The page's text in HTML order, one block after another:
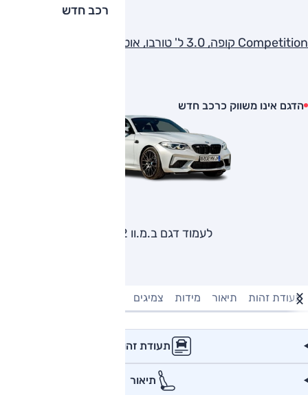
רכב חדש
Competition קופה, 3.0 ל' טורבו, אוט'
הדגם אינו משווק כרכב חדש
לעמוד דגם ב.מ.וו M2
תעודת זהות תיאור מידות צמיגים
תעודת זהות
תיאור